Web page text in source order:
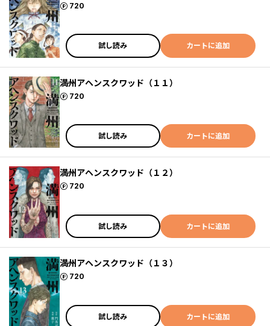
720
ポイント
試し読み カートに追加
満州アヘンスクワッド（１１）
720
ポイント
試し読み カートに追加
満州アヘンスクワッド（１２）
720
ポイント
試し読み カートに追加
満州アヘンスクワッド（１３）
720
ポイント
試し読み カートに追加